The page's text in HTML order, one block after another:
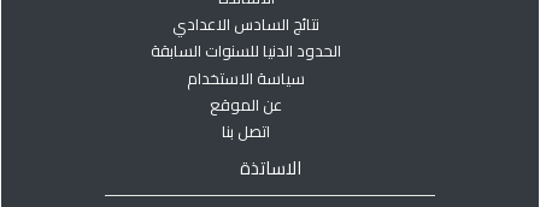
نتائج السادس الاعدادي
الحدود الدنيا للسنوات السابقة
سياسة الاستخدام
عن الموقع
اتصل بنا
الاساتذة